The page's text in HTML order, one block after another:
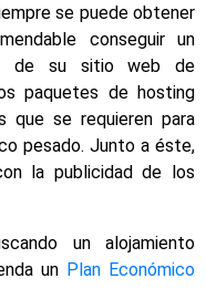
se puede obtener
conseguir un
de su sitio web de
paquetes de hosting
que se requieren para
pesado. Junto a éste,
la publicidad de los
un alojamiento
un Plan Económico